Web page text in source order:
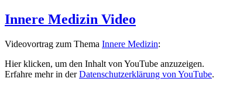
Innere Medizin Video
Videovortrag zum Thema Innere Medizin:
„Innere
Medizin“
von
Hier klicken, um den Inhalt von YouTube anzuzeigen.
Erfahre mehr in derDatenschutzerklärung von YouTube.